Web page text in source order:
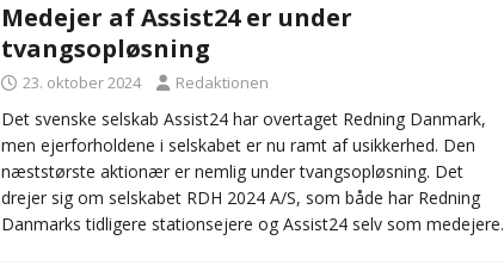
Medejer af Assist24 er under
tvangsopløsning
23. oktober 2024 Redaktionen
Det svenske selskab Assist24 har overtaget Redning Danmark,
men ejerforholdene i selskabet er nu ramt af usikkerhed. Den
næststørste aktionær er nemlig under tvangsopløsning. Det
drejer sig om selskabet RDH 2024 A/S, som både har Redning
Danmarks tidligere stationsejere og Assist24 selv som medejere.